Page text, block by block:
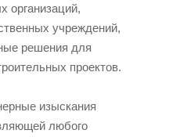
организаций,
учреждений,
решения для
проектов.
изыскания
любого